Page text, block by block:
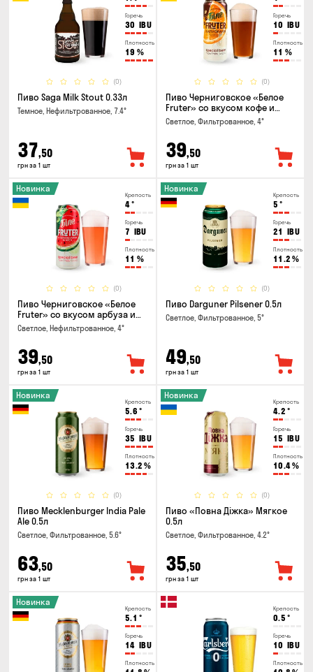
Горечь
30 IBU
Плотность
19 %
(0)
Пиво Saga Milk Stout 0.33л
Темное, Нефильтрованное, 7.4°
37,50
грн за 1 шт
Горечь
10 IBU
Плотность
11 %
(0)
Пиво Черниговское «Белое
Fruter» со вкусом кофе и
апельсина 0.5 л
Светлое, Фильтрованное, 4°
39,50
грн за 1 шт
Крепость
4°
Горечь
7 IBU
Плотность
11 %
(0)
Новинка
Пиво Черниговское «Белое
Fruter» со вкусом арбуза и
мяты 0.5л
Светлое, Нефильтрованное, 4°
39,50
грн за 1 шт
Крепость
5 °
Горечь
21 IBU
Плотность
11.2 %
(0)
Новинка
Пиво Darguner Pilsener 0.5л
Светлое, Фильтрованное, 5°
49,50
грн за 1 шт
Крепость
5.6 °
Горечь
35 IBU
Плотность
13.2 %
(0)
Новинка
Пиво Mecklenburger India Pale
Ale 0.5л
Светлое, Фильтрованное, 5.6°
63,50
грн за 1 шт
Крепость
4.2 °
Горечь
15 IBU
Плотность
10.4%
(0)
Новинка
Пиво «Повна Діжка» Мягкое
0.5л
Светлое, Фильтрованное, 4.2°
35,50
грн за 1 шт
Крепость
5.1 °
Горечь
14 IBU
Плотность
Новинка
Крепость
0.5 °
Горечь
10 IBU
Плотность